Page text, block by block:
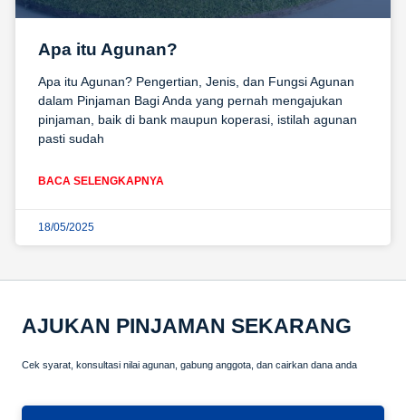
Apa itu Agunan?
Apa itu Agunan? Pengertian, Jenis, dan Fungsi Agunan
dalam Pinjaman Bagi Anda yang pernah mengajukan
pinjaman, baik di bank maupun koperasi, istilah agunan
pasti sudah
BACA SELENGKAPNYA
18/05/2025
AJUKAN PINJAMAN SEKARANG
Cek syarat, konsultasi nilai agunan, gabung anggota, dan cairkan dana anda